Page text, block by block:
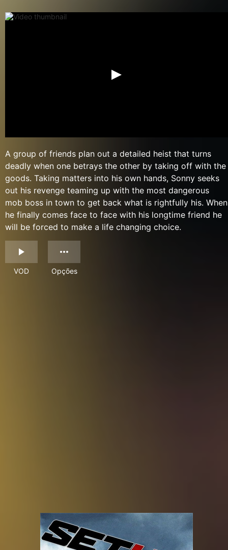
A group of friends plan out a detailed heist that turns
deadly when one betrays the other by taking off with the
goods. Taking matters into his own hands, Sonny seeks
out his revenge teaming up with the most dangerous
mob boss in town to get back what is rightfully his. When
he finally comes face to face with his longtime friend he
will be forced to make a life changing choice.
VOD Opções